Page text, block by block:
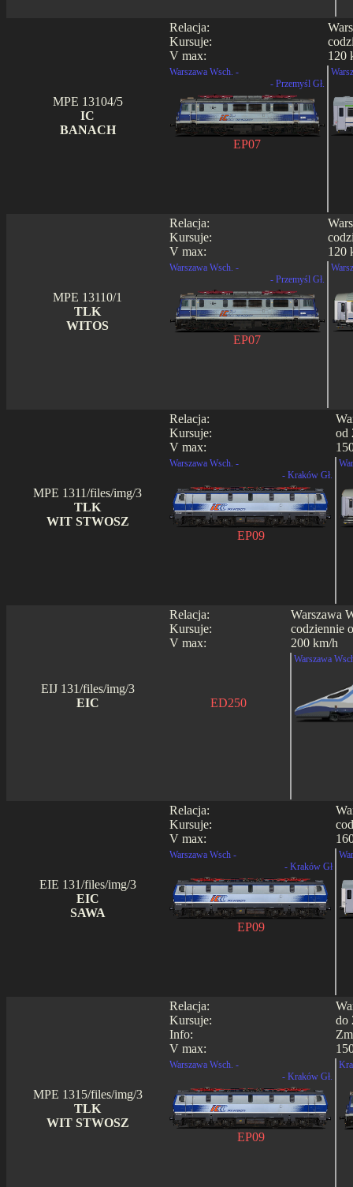
Relacja:
Kursuje:
V max:
120
MPE 13104/5
IC
BANACH
Warszawa Wsch. -
- Przemyśl Gł.
EP07
Relacja:
Kursuje:
V max:
120
MPE 13110/1
TLK
WITOS
Warszawa Wsch. -
- Przemyśl Gł.
EP07
Relacja:
Kursuje:
V max:
od
MPE 1311/files/img/3
TLK
WIT STWOSZ
Warszawa Wsch. -
- Kraków Gł.
EP09
Relacja:
Kursuje:
V max:
Warszawa
codziennie
200 km/h
EIJ 131/files/img/3
EIC
ED250
Warszawa
Relacja:
Kursuje:
V max:
EIE 131/files/img/3
EIC
SAWA
Warszawa Wsch -
- Kraków Gł
EP09
Relacja:
Kursuje:
Info:
V max:
do
MPE 1315/files/img/3
TLK
WIT STWOSZ
Warszawa Wsch. -
- Kraków Gł.
EP09